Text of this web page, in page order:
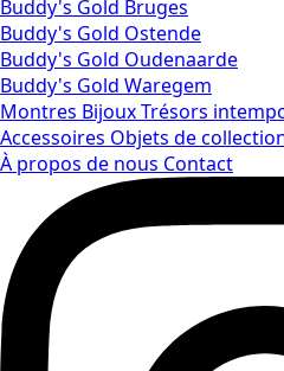
Buddy's Gold Bruges
Buddy's Gold Ostende
Buddy's Gold Oudenaarde
Buddy's Gold Waregem
Montres BijouxTrésors
Accessoires Objets de
À propos de nous Contact